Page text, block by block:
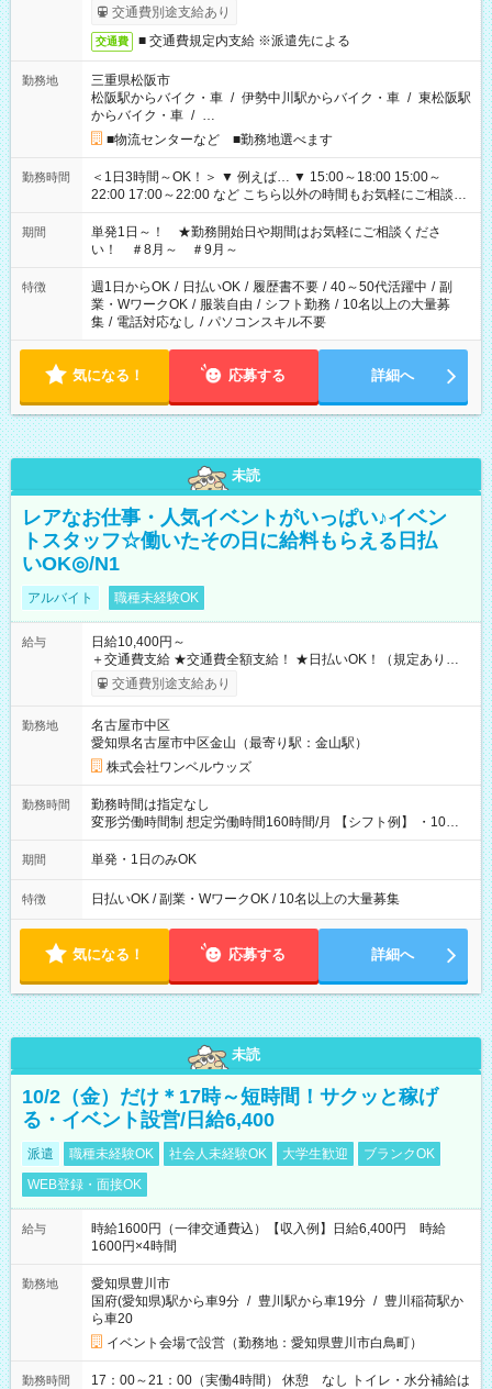
交通費別途支給あり
交通費 ■ 交通費規定内支給 ※派遣先による
勤務地
三重県松阪市
松阪駅からバイク・車 / 伊勢中川駅からバイク・車 / 東松阪駅
からバイク・車 / …
■物流センターなど ■勤務地選べます
勤務時間
＜1日3時間～OK！＞ ▼ 例えば… ▼ 15:00～18:00 15:00～
22:00 17:00～22:00 など こちら以外の時間もお気軽にご相談く
ださい！
期間
単発1日～！ ★勤務開始日や期間はお気軽にご相談くださ
い！ ＃8月～ ＃9月～
特徴 週1日からOK / 日払いOK / 履歴書不要 / 40～50代活躍中 / 副
業・WワークOK / 服装自由 / シフト勤務 / 10名以上の大量募
集 / 電話対応なし / パソコンスキル不要
気になる！ 応募する 詳細へ
未読
レアなお仕事・人気イベントがいっぱい♪イベン
トスタッフ☆働いたその日に給料もらえる日払
いOK◎/N1
アルバイト 職種未経験OK
給与
日給10,400円～
＋交通費支給 ★交通費全額支給！ ★日払いOK！（規定あり） ┗
働いたその日に現金GET♪ お仕事後はコンビニATMから 日払
交通費別途支給あり
勤務地
名古屋市中区
愛知県名古屋市中区金山（最寄り駅：金山駅）
株式会社ワンベルウッズ
勤務時間
勤務時間は指定なし
変形労働時間制 想定労働時間160時間/月 【シフト例】 ・10：
00～20：00
期間 単発・1日のみOK
特徴 日払いOK / 副業・WワークOK / 10名以上の大量募集
気になる！ 応募する 詳細へ
未読
10/2（金）だけ＊17時～短時間！サクッと稼げ
る・イベント設営/日給6,400
派遣 職種未経験OK 社会人未経験OK 大学生歓迎
ブランクOK
WEB登録・面接OK
給与
時給1600円（一律交通費込）【収入例】日給6,400円 時給
1600円×4時間
勤務地
愛知県豊川市
国府(愛知県)駅から車9分 / 豊川駅から車19分 / 豊川稲荷駅か
ら車20
イベント会場で設営（勤務地：愛知県豊川市白鳥町）
勤務時間
17：00～21：00（実働4時間） 休憩 なし トイレ・水分補給は